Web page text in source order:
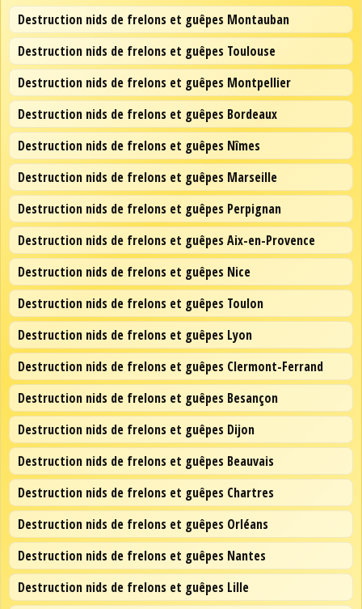
Destruction nids de frelons et guêpes Montauban
Destruction nids de frelons et guêpes Toulouse
Destruction nids de frelons et guêpes Montpellier
Destruction nids de frelons et guêpes Bordeaux
Destruction nids de frelons et guêpes Nîmes
Destruction nids de frelons et guêpes Marseille
Destruction nids de frelons et guêpes Perpignan
Destruction nids de frelons et guêpes Aix-en-Provence
Destruction nids de frelons et guêpes Nice
Destruction nids de frelons et guêpes Toulon
Destruction nids de frelons et guêpes Lyon
Destruction nids de frelons et guêpes Clermont-Ferrand
Destruction nids de frelons et guêpes Besançon
Destruction nids de frelons et guêpes Dijon
Destruction nids de frelons et guêpes Beauvais
Destruction nids de frelons et guêpes Chartres
Destruction nids de frelons et guêpes Orléans
Destruction nids de frelons et guêpes Nantes
Destruction nids de frelons et guêpes Lille